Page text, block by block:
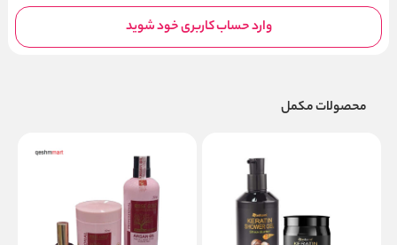
وارد حساب کاربری خود شوید
محصولات مکمل